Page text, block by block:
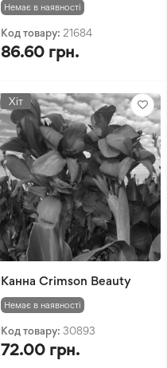
Немає в наявності
Код товару: 21684
86.60 грн.
Хіт
Канна Crimson Beauty
Немає в наявності
Код товару: 30893
72.00 грн.